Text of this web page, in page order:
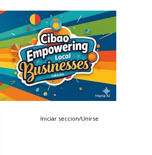
Iniciar seccion/Unirse